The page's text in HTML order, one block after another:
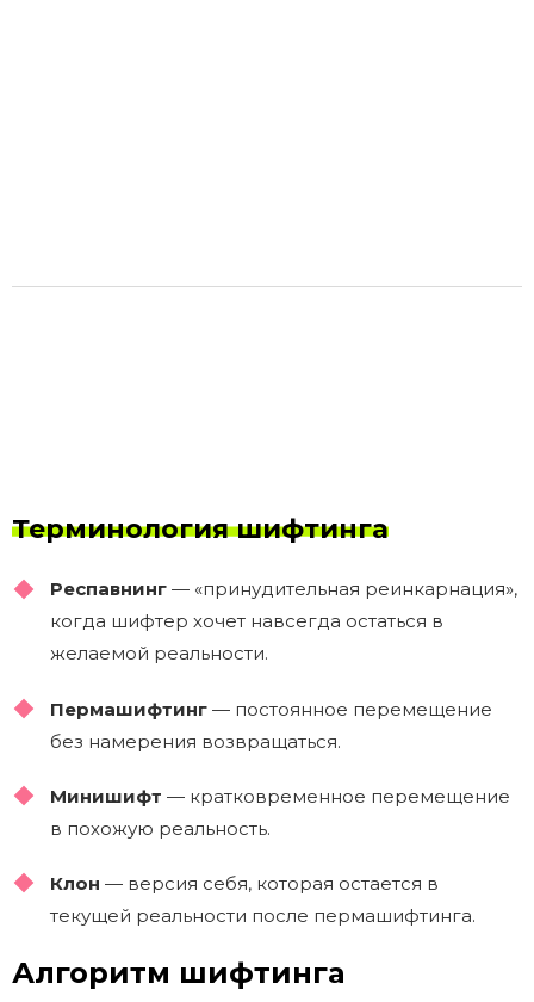
Терминология шифтинга
Респавнинг — «принудительная реинкарнация»,
когда шифтер хочет навсегда остаться в
желаемой реальности.
Пермашифтинг — постоянное перемещение
без намерения возвращаться.
Минишифт — кратковременное перемещение
в похожую реальность.
Клон — версия себя, которая остается в
текущей реальности после пермашифтинга.
Алгоритм шифтинга